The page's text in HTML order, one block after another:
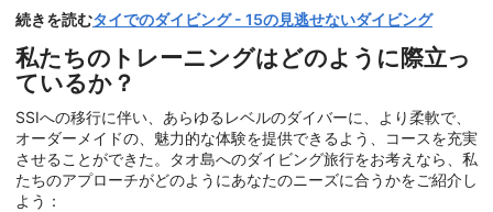
続きを読むタイでのダイビング - 15の見逃せないダイビング
私たちのトレーニングはどのように際立っ
ているか？
SSIへの移行に伴い、あらゆるレベルのダイバーに、より柔軟で、
オーダーメイドの、魅力的な体験を提供できるよう、コースを充実
させることができた。タオ島へのダイビング旅行をお考えなら、私
たちのアプローチがどのようにあなたのニーズに合うかをご紹介し
よう：